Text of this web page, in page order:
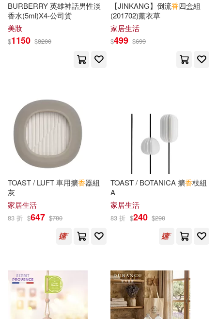
張順光(15)
木樨香(15)
莫言(15)
魯金(15)
三田サクラ(14)
何淑貞(14) 土井香彌(14)
夜神里奈(14) 大貫彩香(14)
樫之木小香(14) 橘公司(14)
麥田(37) 人民出版社(36)
北京大學出版社(36)
千華駐科技(35)
作家出版社(34) 墨刻(34)
音樂之橋(34)
香港中和出版(34)
シンクイノベーション(33)
上海文藝出版社(33)
吉林出版集團有限責任公司(33)
心一堂(33) 秀威資訊(33)
BURBERRY 英雄神話男性淡
香水(5ml)X4-公司貨
美妝
$1150 $3200
【JINKANG】倒流香四盒組
(201702)薰衣草
家居生活
$499 $699
TOAST / LUFT 車用擴香器組
灰
家居生活
83 折 $647 $780
TOAST / BOTANICA 擴香枝組
A
家居生活
83 折 $240 $290